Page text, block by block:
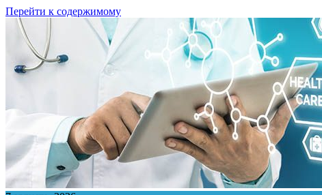
Перейти к содержимому